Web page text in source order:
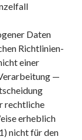
Daten
Richtlinien-
einer
—
rechtliche
erheblich
nicht für den